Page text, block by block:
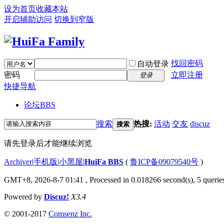
设为首页收藏本站
开启辅助访问 切换到窄版
自动登录 找回密码
密码
登录
立即注册
快捷导航
论坛BBS
搜索 搜索 热搜: 活动 交友 discuz
请先登录后才能继续浏览
Archiver|手机版|小黑屋|HuiFa BBS ( 鲁ICP备09079540号 )
GMT+8, 2026-8-7 01:41 , Processed in 0.018266 second(s), 5
Powered by Discuz! X3.4
© 2001-2017 Comsenz Inc.